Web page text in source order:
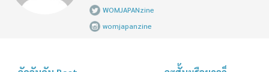
WOMJAPANzine
womjapanzine